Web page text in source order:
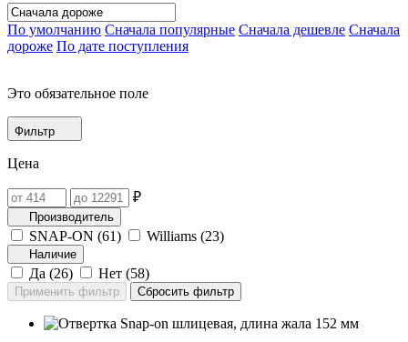
По умолчанию Сначала популярные Сначала дешевле Сначала
дороже По дате поступления
Это обязательное поле
Фильтр
Цена
₽
Производитель
SNAP-ON (61) Williams (23)
Наличие
Да (26) Нет (58)